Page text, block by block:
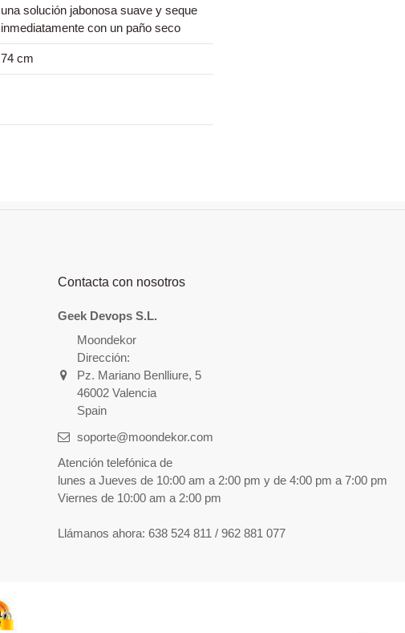
una solución jabonosa suave y seque
inmediatamente con un paño seco
74 cm
Contacta con nosotros
Geek Devops S.L.
Moondekor
Dirección:
Pz. Mariano Benlliure, 5
46002 Valencia
Spain
soporte@moondekor.com
Atención telefónica de
lunes a Jueves de 10:00 am a 2:00 pm y de 4:00 pm a 7:00 pm
Viernes de 10:00 am a 2:00 pm
Llámanos ahora: 638 524 811 / 962 881 077